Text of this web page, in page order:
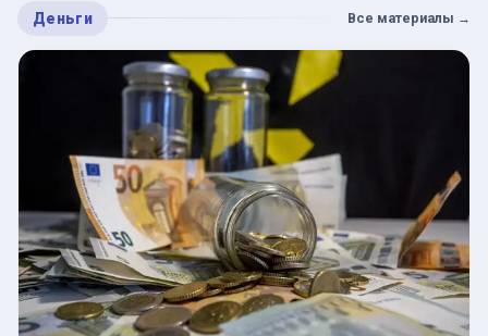
Деньги Все материалы →